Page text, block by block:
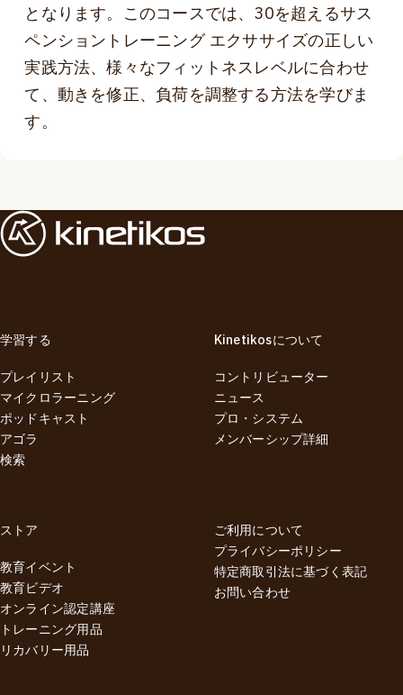
となります。このコースでは、30を超えるサス
ペンショントレーニング エクササイズの正しい
実践方法、様々なフィットネスレベルに合わせ
て、動きを修正、負荷を調整する方法を学びま
す。
学習する
プレイリスト
マイクロラーニング
ポッドキャスト
アゴラ
検索
Kinetikosについて
コントリビューター
ニュース
プロ・システム
メンバーシップ詳細
ストア
教育イベント
教育ビデオ
オンライン認定講座
トレーニング用品
リカバリー用品
ご利用について
プライバシーポリシー
特定商取引法に基づく表記
お問い合わせ